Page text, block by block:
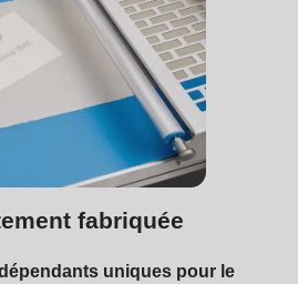
fabriquée
uniques pour le